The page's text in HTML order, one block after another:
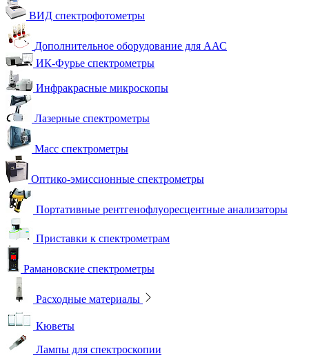
ВИД спектрофотометры
Дополнительное оборудование для ААС
ИК-Фурье спектрометры
Инфракрасные микроскопы
Лазерные спектрометры
Масс спектрометры
Оптико-эмиссионные спектрометры
Портативные рентгенофлуоресцентные анализаторы
Приставки к спектрометрам
Рамановские спектрометры
Расходные материалы
Кюветы
Лампы для спектроскопии